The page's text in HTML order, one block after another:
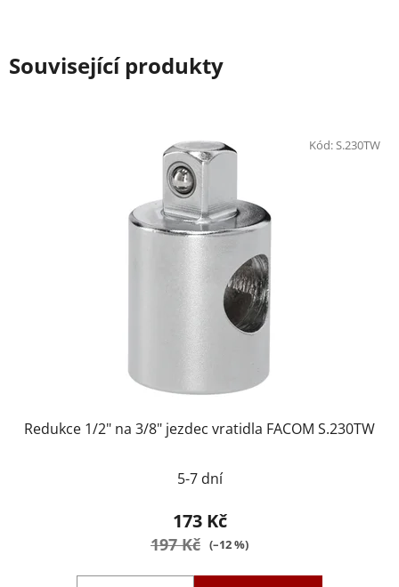
Související produkty
Redukce 1/2" na 3/8" jezdec vratidla FACOM S.230TW
5-7 dní
173 Kč
197 Kč (–12 %)
Kód: S.230TW